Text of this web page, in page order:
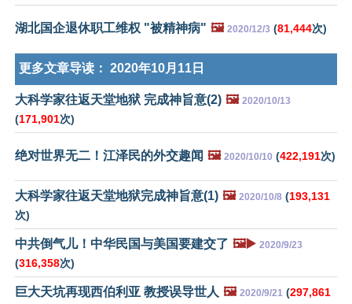
湖北国企退休职工维权 "被精神病" 🖼️ 2020/12/3 (81,444次)
更多文章导读： 2020年10月11日
大科学家往返天堂地狱 完成神旨意(2) 🖼️ 2020/10/13
(171,901次)
绝对世界无二！江泽民的外交趣闻 🖼️ 2020/10/10 (422,191次)
大科学家往返天堂地狱完成神旨意(1) 🖼️ 2020/10/8 (193,131
次)
中共倒气儿！中华民国与美国要建交了 🖼️▶️ 2020/9/23
(316,358次)
巨大天坑再现西伯利亚 教授误导世人 🖼️ 2020/9/21 (297,861